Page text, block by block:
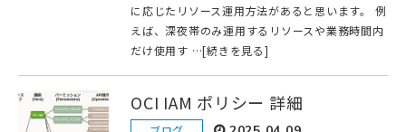
に応じたリソース運用方法があると思います。 例
えば、深夜帯のみ運用するリソースや業務時間内
だけ使用す …[続きを見る]
OCI IAM ポリシー 詳細